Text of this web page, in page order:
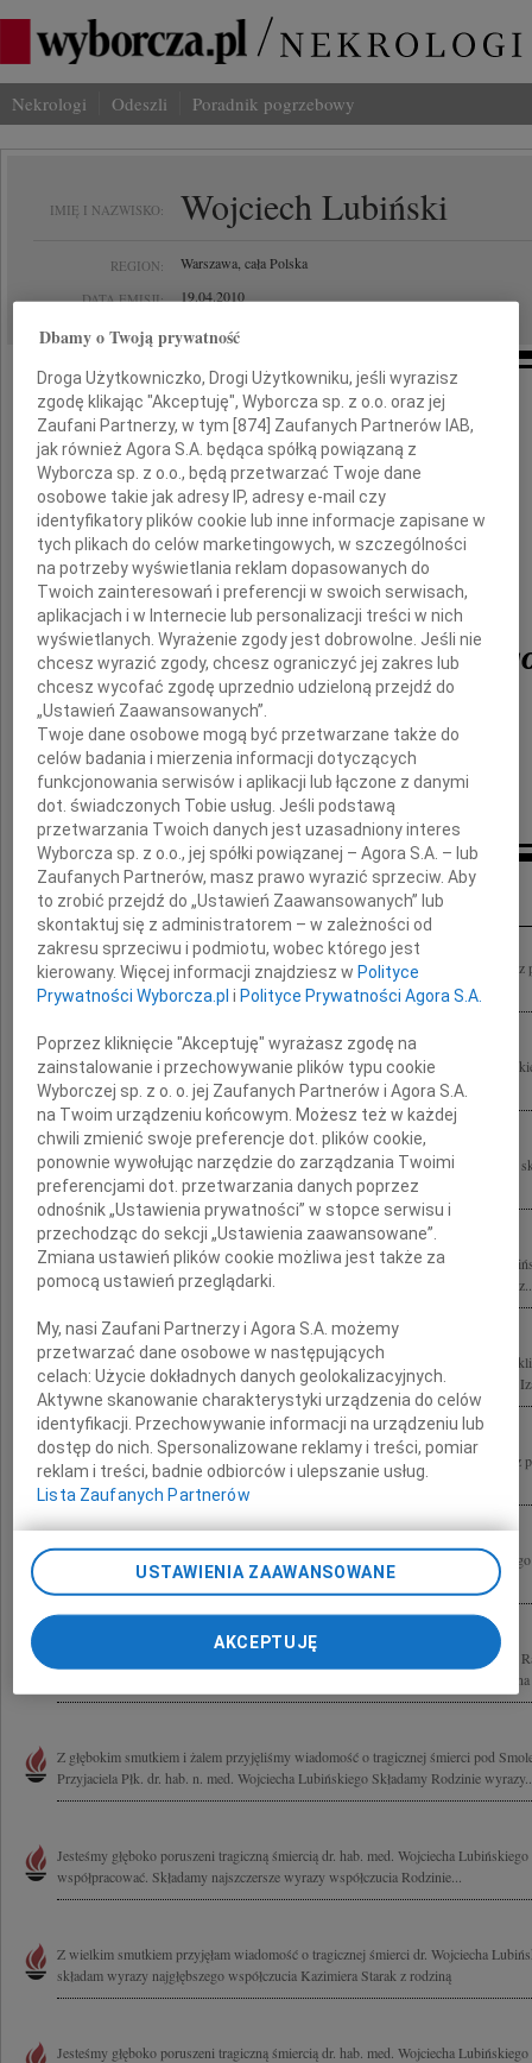
Nekrologi Odeszli Poradnik pogrzebowy
IMIĘ I NAZWISKO: Wojciech Lubiński
REGION: Warszawa, cała Polska
DATA EMISJI: 19.04.2010
Łączymy się w bólu
i składamy wyrazy współczucia
Rodzinie
tragicznie zmarłego
płk. dr. hab. n. med.
Wojciecha
Kierownictwo i pracownicy
Szpitalnego Oddziału Ratunkowego
oraz Oddziału Przyjęć WIM CSK MON
Inne kondolencje
Poruszeni do głębi, składamy najszczersze wyrazy współczucia Beacie Lubińskiej
Wojciecha Jesteśmy z Tobą całym sercem! Monika i Maciej oraz nasze mamy
Porażeni nagłym odejściem naszego Kolegi płk. dr. hab. n. med. Wojciecha
bólu i współczucia Żonie, Dzieciom, Rodzinie Wojtku straciliśmy Kolegę,...
Pogrążeni do głębi tragiczną śmiercią płk. dra hab. n. med. Wojciecha Lubińskiego
Marysi, Jasiowi i całej Rodzinie wyrazy współczucia Przyjaciele z...
10 kwietnia 2010 roku odszedł od nas tragicznie płk dr hab. n. med. Wojciech
Ciebie cały zespół Kliniki Chorób Wewnętrznych Pneumonologii i Alergologii
Beatko razem z Tobą Marysią i Jasiem żegnamy Twojego Męża naszego Kolegę z
składamy wyrazy najgłębszego współczucia możesz na nas polegać Beata, Gośka,
Poruszeni do głębi składamy najszczersze wyrazy współczucia Beacie Lubińskiej
Wojciecha Jesteśmy z Tobą całym sercem! Monika i Maciej oraz nasze Mamy
Głęboko wstrząśnięci tragiczną śmiercią płk. dr. hab. n. med. Wojciecha
współczucia Rodzinie i Przyjaciołom Dyrekcja oraz pracownicy Grupy Sodexo
Z najgłębszym bólem żegnamy adwokat Joannę Agacką-Indecką Prezes Naczelnej
Zbigniewa Dębskiego Członka Kapituły Orderu Wojennego Virtuti Militari Posła
Z głębokim smutkiem i żalem przyjęliśmy wiadomość o tragicznej śmierci pod
Przyjaciela Płk. dr. hab. n. med. Wojciecha Lubińskiego Składamy Rodzinie
Jesteśmy głęboko poruszeni tragiczną śmiercią dr. hab. med. Wojciecha
współpracować. Składamy najszczersze wyrazy współczucia Rodzinie...
Z wielkim smutkiem przyjęłam wiadomość o tragicznej śmierci dr. Wojciecha
składam wyrazy najgłębszego współczucia Kazimiera Starak z rodziną
Jesteśmy głęboko poruszeni tragiczną śmiercią dr. hab. med. Wojciecha
Dbamy o Twoją prywatność
Droga Użytkowniczko, Drogi Użytkowniku, jeśli wyrazisz
zgodę klikając "Akceptuję", Wyborcza sp. z o.o. oraz jej
Zaufani Partnerzy, w tym [874] Zaufanych Partnerów IAB,
jak również Agora S.A. będąca spółką powiązaną z
Wyborcza sp. z o.o., będą przetwarzać Twoje dane
osobowe takie jak adresy IP, adresy e-mail czy
identyfikatory plików cookie lub inne informacje zapisane w
tych plikach do celów marketingowych, w szczególności
na potrzeby wyświetlania reklam dopasowanych do
Twoich zainteresowań i preferencji w swoich serwisach,
aplikacjach i w Internecie lub personalizacji treści w nich
wyświetlanych. Wyrażenie zgody jest dobrowolne. Jeśli nie
chcesz wyrazić zgody, chcesz ograniczyć jej zakres lub
chcesz wycofać zgodę uprzednio udzieloną przejdź do
„Ustawień Zaawansowanych”.
Twoje dane osobowe mogą być przetwarzane także do
celów badania i mierzenia informacji dotyczących
funkcjonowania serwisów i aplikacji lub łączone z danymi
dot. świadczonych Tobie usług. Jeśli podstawą
przetwarzania Twoich danych jest uzasadniony interes
Wyborcza sp. z o.o., jej spółki powiązanej – Agora S.A. – lub
Zaufanych Partnerów, masz prawo wyrazić sprzeciw. Aby
to zrobić przejdź do „Ustawień Zaawansowanych” lub
skontaktuj się z administratorem – w zależności od
zakresu sprzeciwu i podmiotu, wobec którego jest
kierowany. Więcej informacji znajdziesz wPolityce
Prywatności Wyborcza.pl iPolityce Prywatności Agora S.A.
Poprzez kliknięcie "Akceptuję" wyrażasz zgodę na
zainstalowanie i przechowywanie plików typu cookie
Wyborczej sp. z o. o. jej Zaufanych Partnerów i Agora S.A.
na Twoim urządzeniu końcowym. Możesz też w każdej
chwili zmienić swoje preferencje dot. plików cookie,
ponownie wywołując narzędzie do zarządzania Twoimi
preferencjami dot. przetwarzania danych poprzez
odnośnik „Ustawienia prywatności” w stopce serwisu i
przechodząc do sekcji „Ustawienia zaawansowane”.
Zmiana ustawień plików cookie możliwa jest także za
pomocą ustawień przeglądarki.
My, nasi Zaufani Partnerzy i Agora S.A. możemy
przetwarzać dane osobowe w następujących
celach:Użycie dokładnych danych geolokalizacyjnych.
Aktywne skanowanie charakterystyki urządzenia do celów
identyfikacji. Przechowywanie informacji na urządzeniu lub
dostęp do nich. Spersonalizowane reklamy i treści, pomiar
reklam i treści, badnie odbiorców i ulepszanie usług.
Lista Zaufanych Partnerów
USTAWIENIA ZAAWANSOWANE
AKCEPTUJĘ